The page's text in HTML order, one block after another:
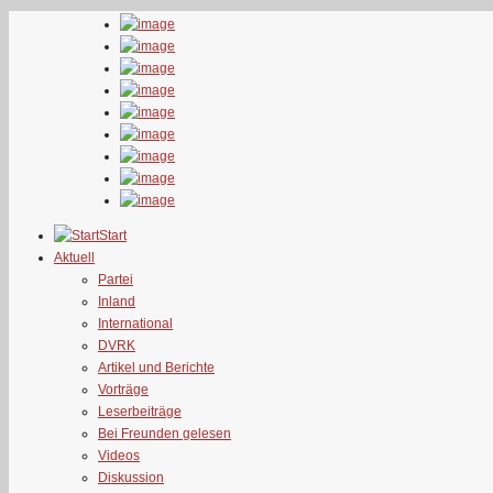
Start
Aktuell
Partei
Inland
International
DVRK
Artikel und Berichte
Vorträge
Leserbeiträge
Bei Freunden gelesen
Videos
Diskussion